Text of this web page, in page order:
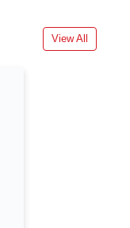
View All